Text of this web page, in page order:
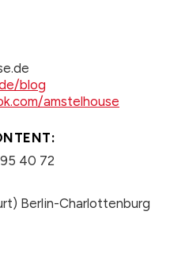
blog
amstelhouse
40 72
Berlin-Charlottenburg